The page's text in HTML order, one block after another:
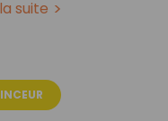
suite